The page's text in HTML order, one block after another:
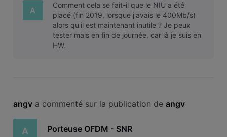
A
Comment cela se fait-il que le NIU a été
placé (fin 2019, lorsque j'avais le 400Mb/s)
alors qu'il est maintenant inutile ? Je peux
tester mais en fin de journée, car là je suis en
HW.
angv a commenté sur la publication de angv
A Porteuse OFDM - SNR